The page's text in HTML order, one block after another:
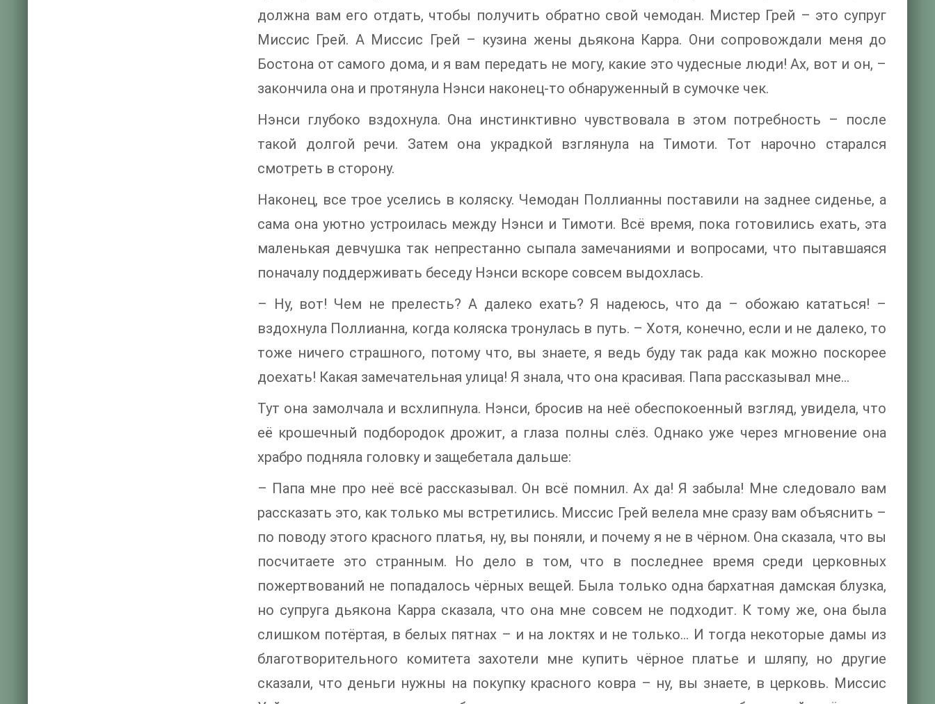
должна вам его отдать, чтобы получить обратно свой чемодан. Мистер Грей – это супруг
Миссис Грей. А Миссис Грей – кузина жены дьякона Карра. Они сопровождали меня до
Бостона от самого дома, и я вам передать не могу, какие это чудесные люди! Ах, вот и он, –
закончила она и протянула Нэнси наконец-то обнаруженный в сумочке чек.
Нэнси глубоко вздохнула. Она инстинктивно чувствовала в этом потребность – после
такой долгой речи. Затем она украдкой взглянула на Тимоти. Тот нарочно старался
смотреть в сторону.
Наконец, все трое уселись в коляску. Чемодан Поллианны поставили на заднее сиденье, а
сама она уютно устроилась между Нэнси и Тимоти. Всё время, пока готовились ехать, эта
маленькая девчушка так непрестанно сыпала замечаниями и вопросами, что пытавшаяся
поначалу поддерживать беседу Нэнси вскоре совсем выдохлась.
– Ну, вот! Чем не прелесть? А далеко ехать? Я надеюсь, что да – обожаю кататься! –
вздохнула Поллианна, когда коляска тронулась в путь. – Хотя, конечно, если и не далеко, то
тоже ничего страшного, потому что, вы знаете, я ведь буду так рада как можно поскорее
доехать! Какая замечательная улица! Я знала, что она красивая. Папа рассказывал мне…
Тут она замолчала и всхлипнула. Нэнси, бросив на неё обеспокоенный взгляд, увидела, что
её крошечный подбородок дрожит, а глаза полны слёз. Однако уже через мгновение она
храбро подняла головку и защебетала дальше:
– Папа мне про неё всё рассказывал. Он всё помнил. Ах да! Я забыла! Мне следовало вам
рассказать это, как только мы встретились. Миссис Грей велела мне сразу вам объяснить –
по поводу этого красного платья, ну, вы поняли, и почему я не в чёрном. Она сказала, что вы
посчитаете это странным. Но дело в том, что в последнее время среди церковных
пожертвований не попадалось чёрных вещей. Была только одна бархатная дамская блузка,
но супруга дьякона Карра сказала, что она мне совсем не подходит. К тому же, она была
слишком потёртая, в белых пятнах – и на локтях и не только… И тогда некоторые дамы из
благотворительного комитета захотели мне купить чёрное платье и шляпу, но другие
сказали, что деньги нужны на покупку красного ковра – ну, вы знаете, в церковь. Миссис